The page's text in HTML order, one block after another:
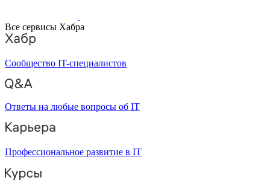
Все сервисы Хабра
Сообщество IT-специалистов
Ответы на любые вопросы об IT
Профессиональное развитие в IT